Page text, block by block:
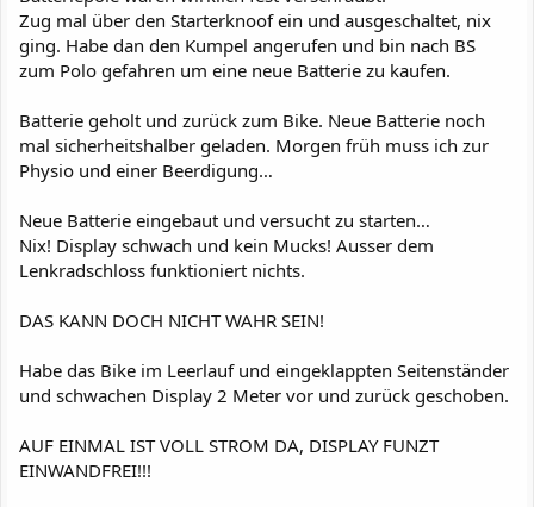
Zug mal über den Starterknoof ein und ausgeschaltet, nix
ging. Habe dan den Kumpel angerufen und bin nach BS
zum Polo gefahren um eine neue Batterie zu kaufen.
Batterie geholt und zurück zum Bike. Neue Batterie noch
mal sicherheitshalber geladen. Morgen früh muss ich zur
Physio und einer Beerdigung…
Neue Batterie eingebaut und versucht zu starten…
Nix! Display schwach und kein Mucks! Ausser dem
Lenkradschloss funktioniert nichts.
DAS KANN DOCH NICHT WAHR SEIN!
Habe das Bike im Leerlauf und eingeklappten Seitenständer
und schwachen Display 2 Meter vor und zurück geschoben.
AUF EINMAL IST VOLL STROM DA, DISPLAY FUNZT
EINWANDFREI!!!